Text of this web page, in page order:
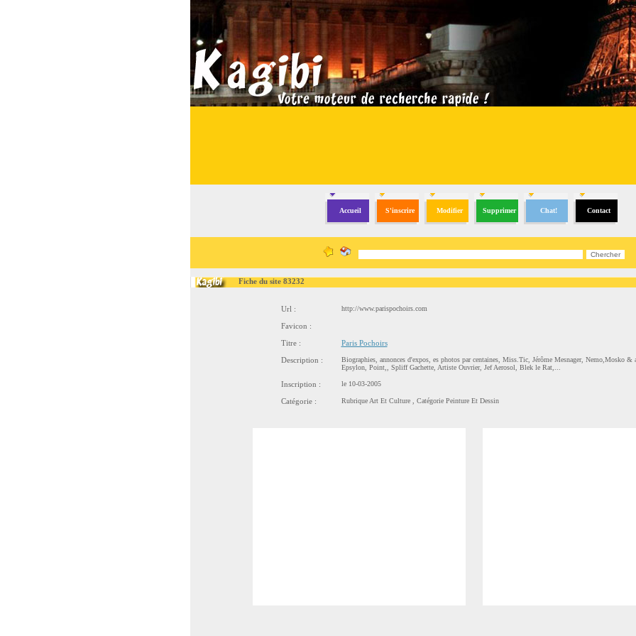
Accueil S'inscrire Modifier Supprimer Chat! Contact
Fiche du site 83232
Url : http://www.parispochoirs.com
Favicon :
Titre :
Paris Pochoirs
Description :
Biographies, annonces d'expos, es photos par centaines, Miss.Tic, Jérôme Mesnager, Nemo,Mosko &
Epsylon, Point,, Spliff Gachette, Artiste Ouvrier, Jef Aerosol, Blek le Rat,...
Inscription : le 10-03-2005
Catégorie : Rubrique Art Et Culture, Catégorie Peinture Et Dessin